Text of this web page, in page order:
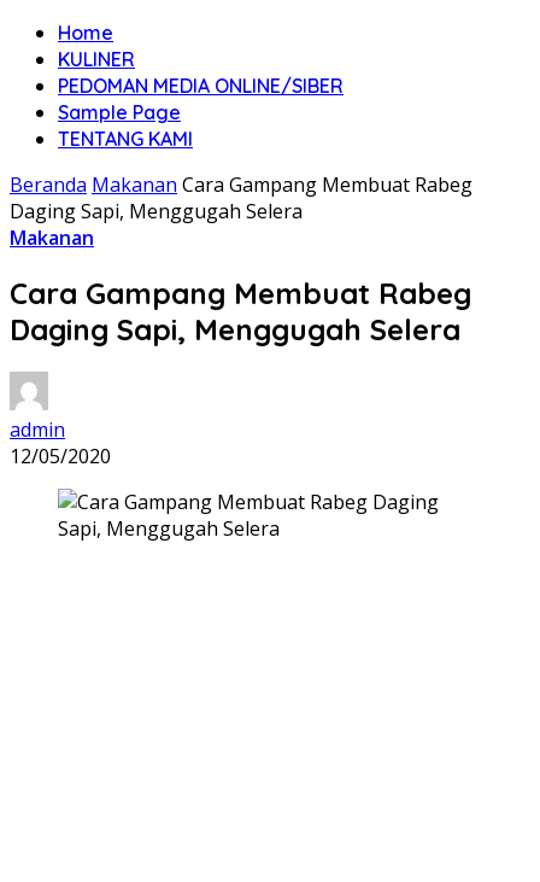
Home
KULINER
PEDOMAN MEDIA ONLINE/SIBER
Sample Page
TENTANG KAMI
Beranda Makanan Cara Gampang Membuat Rabeg
Daging Sapi, Menggugah Selera
Makanan
Cara Gampang Membuat Rabeg
Daging Sapi, Menggugah Selera
admin
12/05/2020